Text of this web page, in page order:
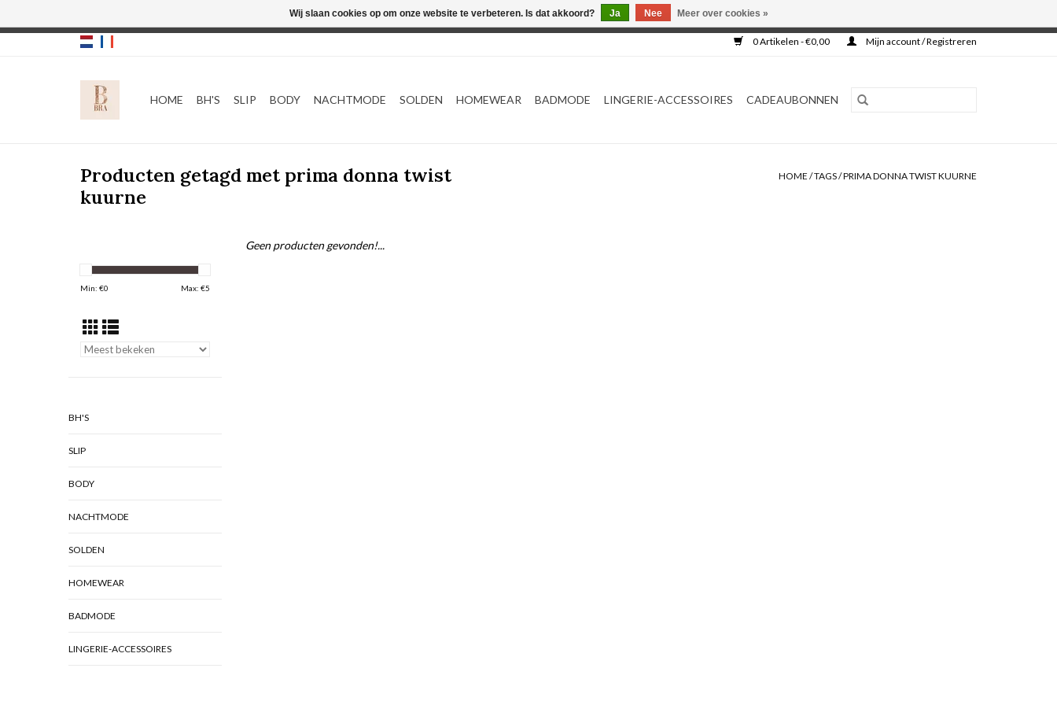
0 Artikelen - €0,00 Mijn account / Registreren
HOME BH'S SLIP BODY NACHTMODE SOLDEN HOMEWEAR BADMODE LINGERIE-ACCESSOIRES CADEAUBONNEN
Producten getagd met prima donna twist
kuurne
HOME /TAGS/PRIMA DONNA TWIST KUURNE
Min: €0 Max: €5
BH'S
SLIP
BODY
NACHTMODE
SOLDEN
HOMEWEAR
BADMODE
LINGERIE-ACCESSOIRES
Geen producten gevonden!...
Wij slaan cookies op om onze website te verbeteren. Is dat akkoord? Ja Nee Meer over cookies »
Webshop werkt met EU maten. .